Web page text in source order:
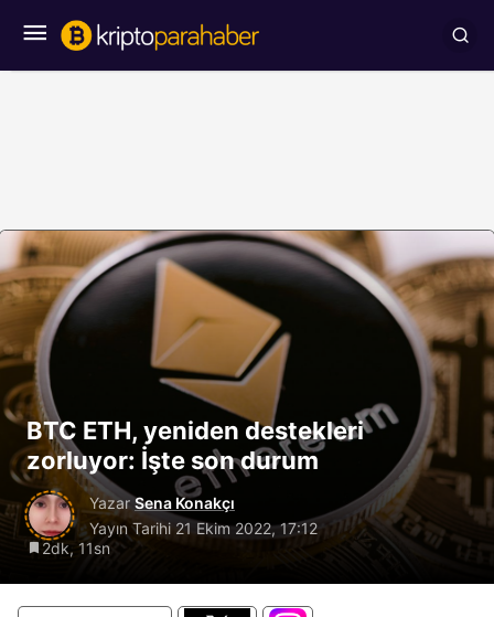
BTC ETH, yeniden destekleri
zorluyor: İşte son durum
YazarSena Konakçı
Yayın Tarihi 21 Ekim 2022, 17:12
2dk, 11sn